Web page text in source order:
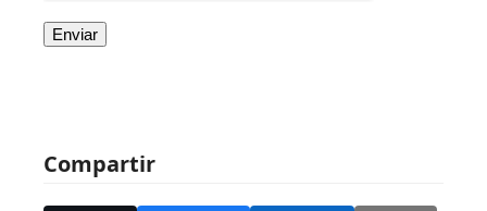
Compartir